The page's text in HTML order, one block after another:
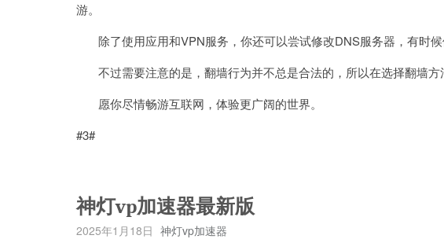
游。
除了使用应用和VPN服务，你还可以尝试修改DNS服务器，有时候
不过需要注意的是，翻墙行为并不总是合法的，所以在选择翻墙方
愿你尽情畅游互联网，体验更广阔的世界。
#3#
神灯vp加速器最新版
2025年1月18日 神灯vp加速器